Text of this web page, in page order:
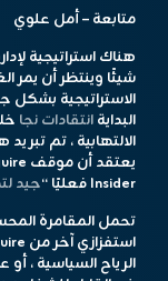
متابعة – أمل علوي
هناك استراتيجية
الاستراتيجية بشكل
البدايةانتقادات نجا
الالتهابية ، تم
Insider فعليًا “
جيد
تحمل المقامرة
الرياح السياسية ،